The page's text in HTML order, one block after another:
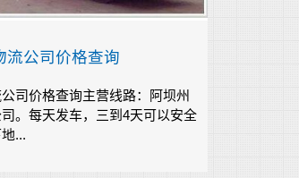
流公司价格查询
司价格查询主营线路：阿坝州
。每天发车，三到4天可以安全
...